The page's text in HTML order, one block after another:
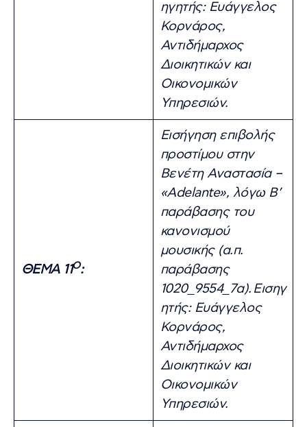
ηγητής: Ευάγγελος
Κορνάρος,
Αντιδήμαρχος
Διοικητικών και
Οικονομικών
Υπηρεσιών.
ΘΕΜΑ 11Ο:
Εισήγηση επιβολής
προστίμου στην
Βενέτη Αναστασία –
«Adelante», λόγω Β’
παράβασης του
κανονισμού
μουσικής (α.π.
παράβασης
1020_9554_7α). Εισηγ
ητής: Ευάγγελος
Κορνάρος,
Αντιδήμαρχος
Διοικητικών και
Οικονομικών
Υπηρεσιών.